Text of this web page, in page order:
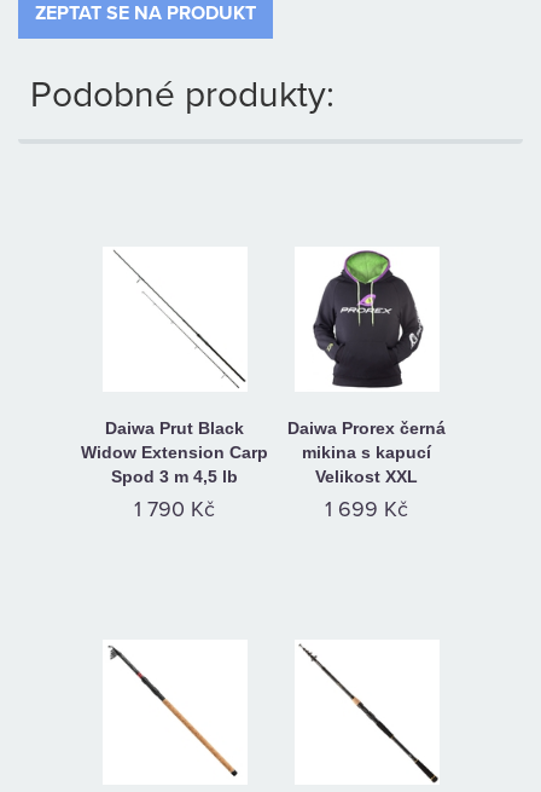
ZEPTAT SE NA PRODUKT
Podobné produkty:
Daiwa Prut Black
Widow Extension Carp
Spod 3 m 4,5 lb
1 790 Kč
Daiwa Prorex černá
mikina s kapucí
Velikost XXL
1 699 Kč